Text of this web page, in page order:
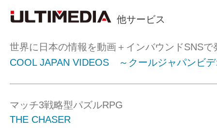
他サービス
世界に日本の情報を動画＋インバウンドSNSで
COOL JAPAN VIDEOS ～クールジャパンビ
マッチ3戦略型パズルRPG
THE CHASER